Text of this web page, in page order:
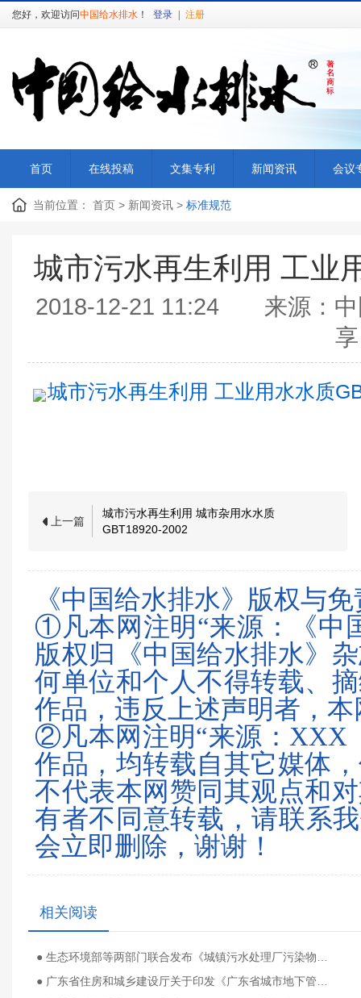
您好，欢迎访问中国给水排水 ！ 登录 注册
首页 在线投稿 文集专利 新闻资讯 会议
当前位置： 首页 > 新闻资讯 > 标准规范
城市污水再生利用 工业
2018-12-21 11:24 来源
城市污水再生利用 工业用水水质
上一篇
城市污水再生利用 城市杂用水水质
GBT18920-2002
《中国给水排水》版权与
①凡本网注明“来源：《中
版权归《中国给水排水》
何单位和个人不得转载、
作品，违反上述声明者，
②凡本网注明“来源：XXX
作品，均转载自其它媒体
不代表本网赞同其观点和
有者不同意转载，请联系
会立即删除，谢谢！
相关阅读